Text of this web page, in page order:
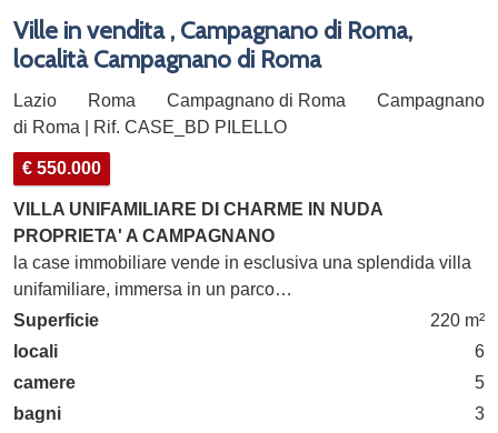
Ville in vendita , Campagnano di Roma,
località Campagnano di Roma
Lazio Roma Campagnano di Roma
Campagnano
di Roma | Rif. CASE_BD PILELLO
€ 550.000
VILLA UNIFAMILIARE DI CHARME IN NUDA
PROPRIETA' A CAMPAGNANO
la case immobiliare vende in esclusiva una splendida villa
unifamiliare, immersa in un parco…
Superficie
220 m²
locali
6
camere
5
bagni
3